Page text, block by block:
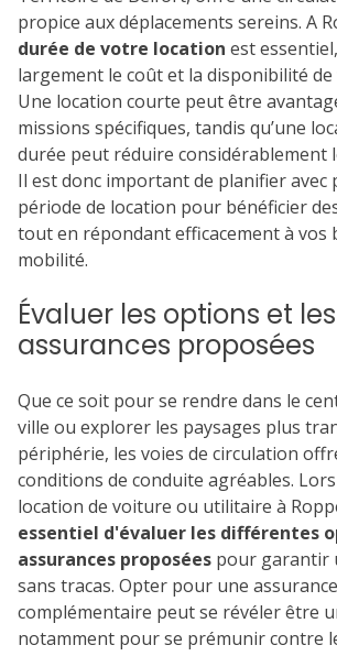
propice aux déplacements sereins. A
durée de votre location est
largement le coût et la disponibilité de
Une location courte peut être
missions spécifiques, tandis qu’une
durée peut réduire considérablement
Il est donc important de planifier avec
période de location pour bénéficier
tout en répondant efficacement à vos
mobilité.
Évaluer les options et les
assurances proposées
Que ce soit pour se rendre dans le
ville ou explorer les paysages plus
périphérie, les voies de circulation
conditions de conduite agréables.
location de voiture ou utilitaire à
essentiel d'évaluer les différentes
assurances proposées pour garantir
sans tracas. Opter pour une assurance
complémentaire peut se révéler être
notamment pour se prémunir contre